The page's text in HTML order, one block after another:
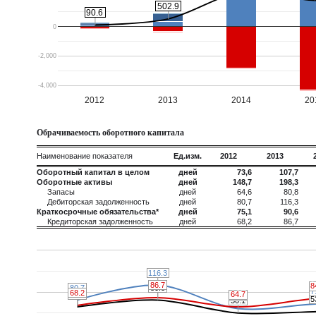
2012 2013 2014
-4,000
-2,000
0
90.6
90.6
502.9
502.9
Обрачиваемость оборотного капитала
Наименование показателя Ед.изм. 2012 2013
Оборотный капитал в целом
дней 73,6 107,7
Оборотные активы
дней 148,7 198,3
Запасы
дней 64,6 80,8
Дебиторская задолженность
дней 80,7 116,3
Краткосрочные обязательства*
дней 75,1 90,6
Кредиторская задолженность
дней 68,2 86,7
64.6
64.6
80.8
80.8
50.1
50.1
80.7
80.7
116.3
116.3
60.7
60.7
68.2
68.2
86.7
86.7
64.7
64.7